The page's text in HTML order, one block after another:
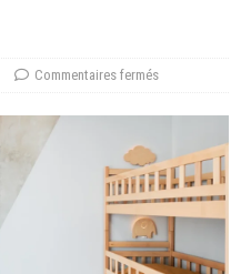
Commentaires fermés